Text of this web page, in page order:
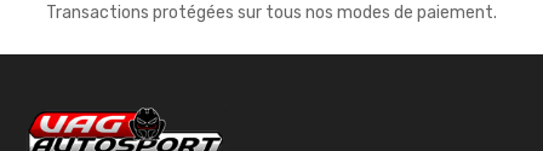
Transactions protégées sur tous nos modes de paiement.